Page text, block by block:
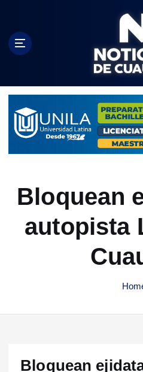
c
Bloquean
autopista
Bloquean